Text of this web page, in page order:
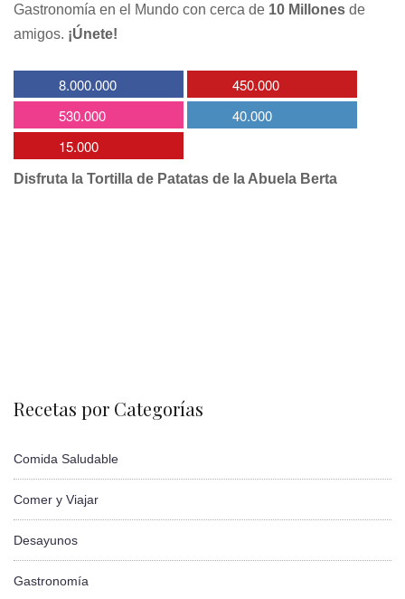
Gastronomía en el Mundo con cerca de 10 Millones de
amigos. ¡Únete!
8.000.000
450.000
530.000
40.000
15.000
Disfruta la Tortilla de Patatas de la Abuela Berta
Recetas por Categorías
Comida Saludable
Comer y Viajar
Desayunos
Gastronomía